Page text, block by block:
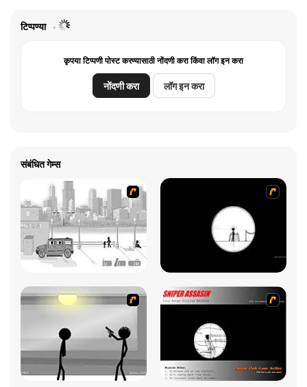
टिप्पण्या
कृपया टिप्पणी पोस्ट करण्यासाठी नोंदणी करा किंवा लॉग इन करा
नोंदणी करा लॉग इन करा
संबंधित गेम्स